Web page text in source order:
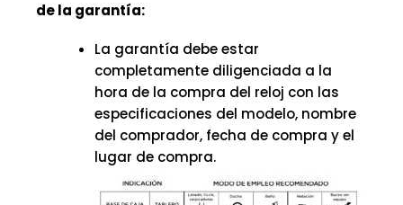
de la garantía:
La garantía debe estar
completamente diligenciada a la
hora de la compra del reloj con las
especificaciones del modelo, nombre
del comprador, fecha de compra y el
lugar de compra.